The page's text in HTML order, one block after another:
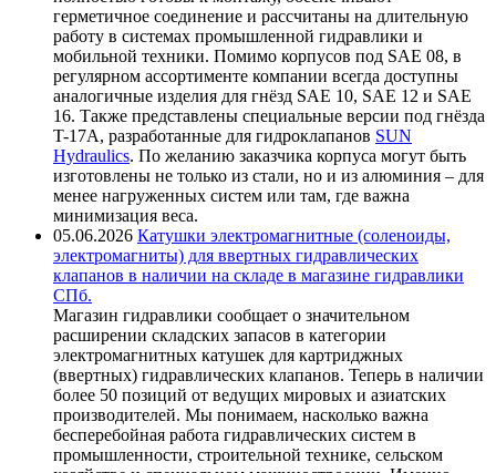
герметичное соединение и рассчитаны на длительную
работу в системах промышленной гидравлики и
мобильной техники. Помимо корпусов под SAE 08, в
регулярном ассортименте компании всегда доступны
аналогичные изделия для гнёзд SAE 10, SAE 12 и SAE
16. Также представлены специальные версии под гнёзда
T-17A, разработанные для гидроклапанов SUN
Hydraulics. По желанию заказчика корпуса могут быть
изготовлены не только из стали, но и из алюминия – для
менее нагруженных систем или там, где важна
минимизация веса.
05.06.2026 Катушки электромагнитные (соленоиды,
электромагниты) для ввертных гидравлических
клапанов в наличии на складе в магазине гидравлики
СПб.
Магазин гидравлики сообщает о значительном
расширении складских запасов в категории
электромагнитных катушек для картриджных
(ввертных) гидравлических клапанов. Теперь в наличии
более 50 позиций от ведущих мировых и азиатских
производителей. Мы понимаем, насколько важна
бесперебойная работа гидравлических систем в
промышленности, строительной технике, сельском